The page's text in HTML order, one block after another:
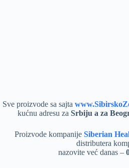
Sve proizvode sa sajta
kućnu adresu za Srbiju a za
Proizvode kompanije Siberian
distributera
nazovite već danas –